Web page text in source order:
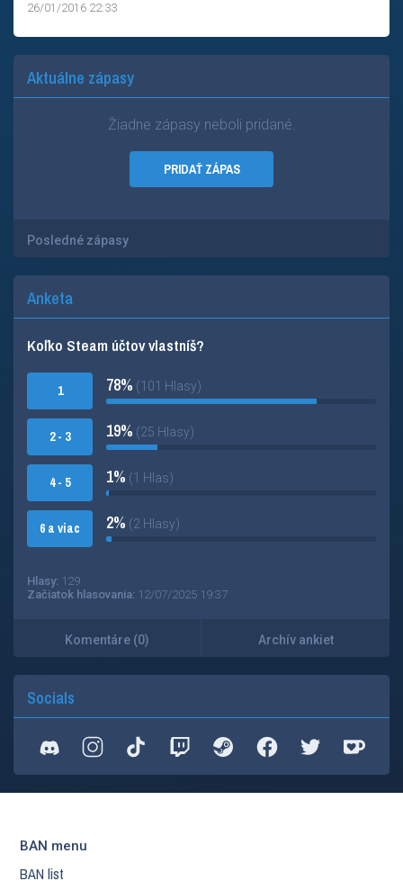
26/01/2016 22:33
Aktuálne zápasy
Žiadne zápasy neboli pridané.
PRIDAŤ ZÁPAS
Posledné zápasy
Anketa
Koľko Steam účtov vlastníš?
1
2 - 3
4 - 5
6 a viac
78% (101 Hlasy)
19% (25 Hlasy)
1% (1 Hlas)
2% (2 Hlasy)
Hlasy: 129
Začiatok hlasovania: 12/07/2025 19:37
Komentáre (0) Archív ankiet
Socials
BAN menu
BAN list